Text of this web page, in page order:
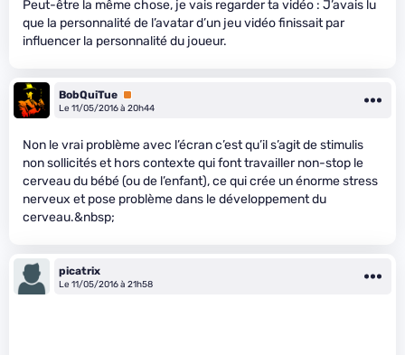
Peut-être la même chose, je vais regarder ta vidéo : J’avais lu
que la personnalité de l’avatar d’un jeu vidéo finissait par
influencer la personnalité du joueur.
BobQuiTue Premium
Le 11/05/2016 à 20h44
Non le vrai problème avec l’écran c’est qu’il s’agit de stimulis
non sollicités et hors contexte qui font travailler non-stop le
cerveau du bébé (ou de l’enfant), ce qui crée un énorme stress
nerveux et pose problème dans le développement du
cerveau.&nbsp;
picatrix
Le 11/05/2016 à 21h58